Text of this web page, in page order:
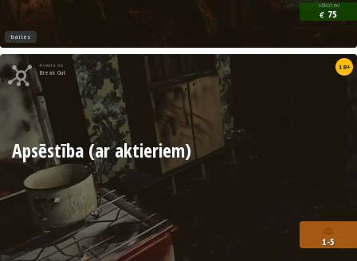
sākot no
€ 75
bailes
Kvests no
Break Out
18+
1-5
Apsēstība (ar aktieriem)